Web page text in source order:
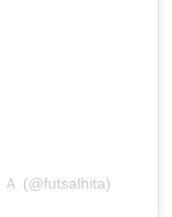
(@futsalhita)